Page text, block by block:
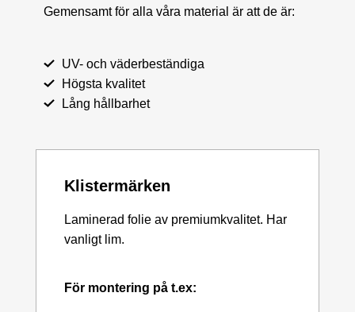
Gemensamt för alla våra material är att de är:
UV- och väderbeständiga
Högsta kvalitet
Lång hållbarhet
Klistermärken
Laminerad folie av premiumkvalitet. Har
vanligt lim.
För montering på t.ex: